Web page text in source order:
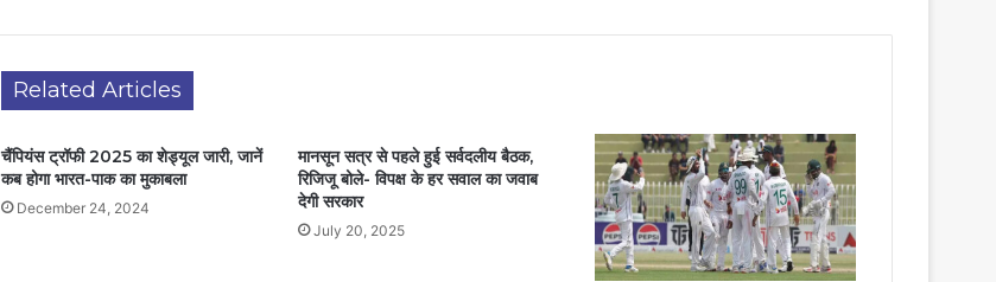
Related Articles
चैंपियंस ट्रॉफी 2025 का शेड्यूल जारी, जानें
कब होगा भारत-पाक का मुकाबला
December 24, 2024
मानसून सत्र से पहले हुई सर्वदलीय बैठक,
रिजिजू बोले- विपक्ष के हर सवाल का जवाब
देगी सरकार
July 20, 2025